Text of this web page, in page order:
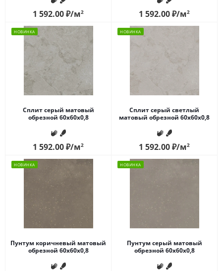
1 592.00₽/м2 1 592.00₽/м2
НОВИНКА
Сплит серый матовый
обрезной 60x60x0,8
1 592.00₽/м2
НОВИНКА
Сплит серый светлый
матовый обрезной 60x60x0,8
1 592.00₽/м2
НОВИНКА
Пунтум коричневый матовый
обрезной 60x60x0,8
НОВИНКА
Пунтум серый матовый
обрезной 60x60x0,8